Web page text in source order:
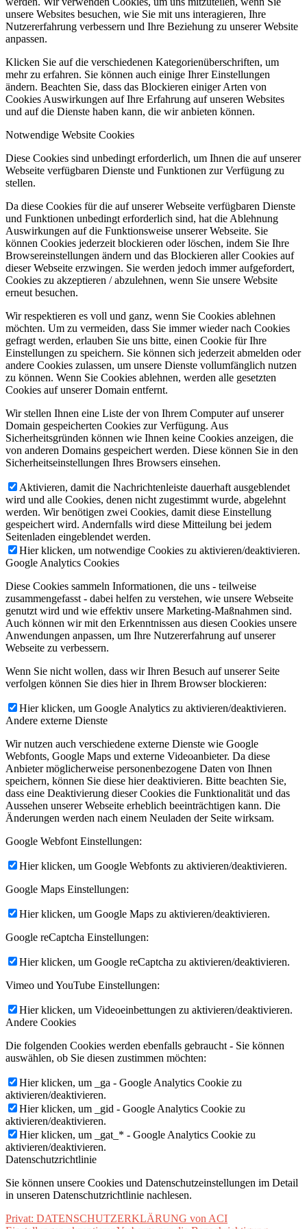
unsere Websites besuchen, wie Sie mit uns interagieren, Ihre
Nutzererfahrung verbessern und Ihre Beziehung zu unserer Website
anpassen.
Klicken Sie auf die verschiedenen Kategorienüberschriften, um
mehr zu erfahren. Sie können auch einige Ihrer Einstellungen
ändern. Beachten Sie, dass das Blockieren einiger Arten von
Cookies Auswirkungen auf Ihre Erfahrung auf unseren Websites
und auf die Dienste haben kann, die wir anbieten können.
Notwendige Website Cookies
Diese Cookies sind unbedingt erforderlich, um Ihnen die auf unserer
Webseite verfügbaren Dienste und Funktionen zur Verfügung zu
stellen.
Da diese Cookies für die auf unserer Webseite verfügbaren Dienste
und Funktionen unbedingt erforderlich sind, hat die Ablehnung
Auswirkungen auf die Funktionsweise unserer Webseite. Sie
können Cookies jederzeit blockieren oder löschen, indem Sie Ihre
Browsereinstellungen ändern und das Blockieren aller Cookies auf
dieser Webseite erzwingen. Sie werden jedoch immer aufgefordert,
Cookies zu akzeptieren / abzulehnen, wenn Sie unsere Website
erneut besuchen.
Wir respektieren es voll und ganz, wenn Sie Cookies ablehnen
möchten. Um zu vermeiden, dass Sie immer wieder nach Cookies
gefragt werden, erlauben Sie uns bitte, einen Cookie für Ihre
Einstellungen zu speichern. Sie können sich jederzeit abmelden oder
andere Cookies zulassen, um unsere Dienste vollumfänglich nutzen
zu können. Wenn Sie Cookies ablehnen, werden alle gesetzten
Cookies auf unserer Domain entfernt.
Wir stellen Ihnen eine Liste der von Ihrem Computer auf unserer
Domain gespeicherten Cookies zur Verfügung. Aus
Sicherheitsgründen können wie Ihnen keine Cookies anzeigen, die
von anderen Domains gespeichert werden. Diese können Sie in den
Sicherheitseinstellungen Ihres Browsers einsehen.
Aktivieren, damit die Nachrichtenleiste dauerhaft ausgeblendet
wird und alle Cookies, denen nicht zugestimmt wurde, abgelehnt
werden. Wir benötigen zwei Cookies, damit diese Einstellung
gespeichert wird. Andernfalls wird diese Mitteilung bei jedem
Seitenladen eingeblendet werden.
Hier klicken, um notwendige Cookies zu aktivieren/deaktivieren.
Google Analytics Cookies
Diese Cookies sammeln Informationen, die uns - teilweise
zusammengefasst - dabei helfen zu verstehen, wie unsere Webseite
genutzt wird und wie effektiv unsere Marketing-Maßnahmen sind.
Auch können wir mit den Erkenntnissen aus diesen Cookies unsere
Anwendungen anpassen, um Ihre Nutzererfahrung auf unserer
Webseite zu verbessern.
Wenn Sie nicht wollen, dass wir Ihren Besuch auf unserer Seite
verfolgen können Sie dies hier in Ihrem Browser blockieren:
Hier klicken, um Google Analytics zu aktivieren/deaktivieren.
Andere externe Dienste
Wir nutzen auch verschiedene externe Dienste wie Google
Webfonts, Google Maps und externe Videoanbieter. Da diese
Anbieter möglicherweise personenbezogene Daten von Ihnen
speichern, können Sie diese hier deaktivieren. Bitte beachten Sie,
dass eine Deaktivierung dieser Cookies die Funktionalität und das
Aussehen unserer Webseite erheblich beeinträchtigen kann. Die
Änderungen werden nach einem Neuladen der Seite wirksam.
Google Webfont Einstellungen:
Hier klicken, um Google Webfonts zu aktivieren/deaktivieren.
Google Maps Einstellungen:
Hier klicken, um Google Maps zu aktivieren/deaktivieren.
Google reCaptcha Einstellungen:
Hier klicken, um Google reCaptcha zu aktivieren/deaktivieren.
Vimeo und YouTube Einstellungen:
Hier klicken, um Videoeinbettungen zu aktivieren/deaktivieren.
Andere Cookies
Die folgenden Cookies werden ebenfalls gebraucht - Sie können
auswählen, ob Sie diesen zustimmen möchten:
Hier klicken, um _ga - Google Analytics Cookie zu
aktivieren/deaktivieren.
Hier klicken, um _gid - Google Analytics Cookie zu
aktivieren/deaktivieren.
Hier klicken, um _gat_* - Google Analytics Cookie zu
aktivieren/deaktivieren.
Datenschutzrichtlinie
Sie können unsere Cookies und Datenschutzeinstellungen im Detail
in unseren Datenschutzrichtlinie nachlesen.
Privat: DATENSCHUTZERKLÄRUNG von ACI